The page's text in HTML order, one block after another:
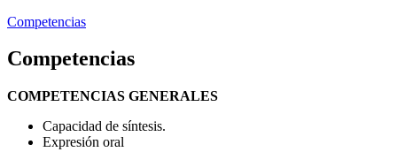
Competencias
Competencias
COMPETENCIAS GENERALES
Capacidad de síntesis.
Expresión oral